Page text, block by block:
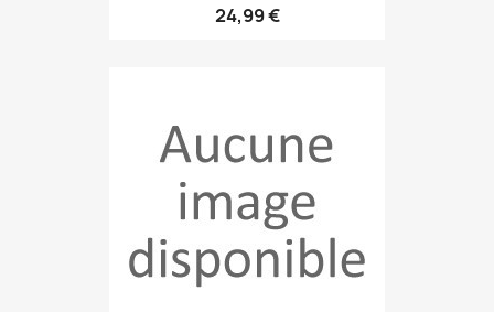
24,99 €